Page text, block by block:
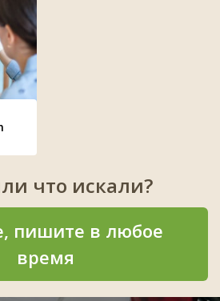
что искали?
пишите в любое
время